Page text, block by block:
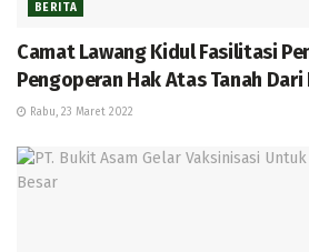
BERITA
Camat Lawang Kidul Fasilitasi
Pengoperan Hak Atas Tanah Dari
Rabu, 23 Maret 2022